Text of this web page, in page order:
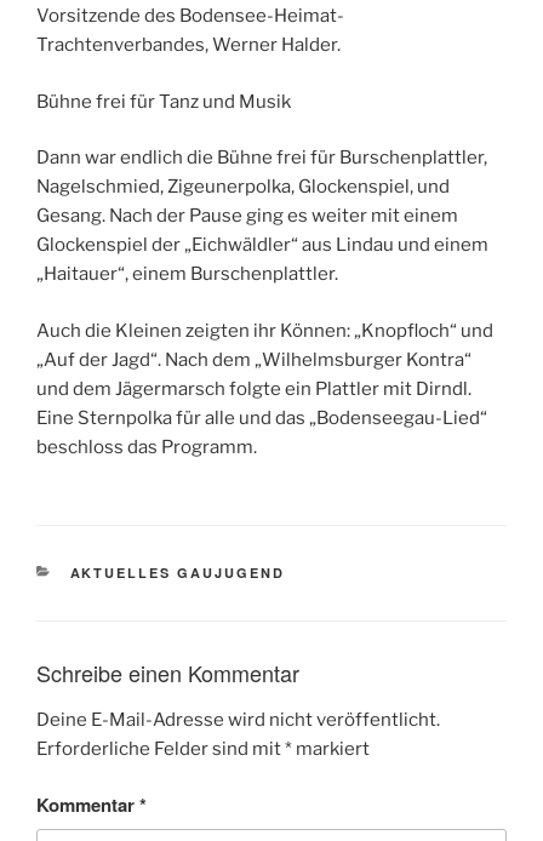
Vorsitzende des Bodensee-Heimat-
Trachtenverbandes, Werner Halder.
Bühne frei für Tanz und Musik
Dann war endlich die Bühne frei für Burschenplattler,
Nagelschmied, Zigeunerpolka, Glockenspiel, und
Gesang. Nach der Pause ging es weiter mit einem
Glockenspiel der „Eichwäldler“ aus Lindau und einem
„Haitauer“, einem Burschenplattler.
Auch die Kleinen zeigten ihr Können: „Knopfloch“ und
„Auf der Jagd“. Nach dem „Wilhelmsburger Kontra“
und dem Jägermarsch folgte ein Plattler mit Dirndl.
Eine Sternpolka für alle und das „Bodenseegau-Lied“
beschloss das Programm.
KATEGORIEN
AKTUELLES GAUJUGEND
Schreibe einen Kommentar
Deine E-Mail-Adresse wird nicht veröffentlicht.
Erforderliche Felder sind mit* markiert
Kommentar*